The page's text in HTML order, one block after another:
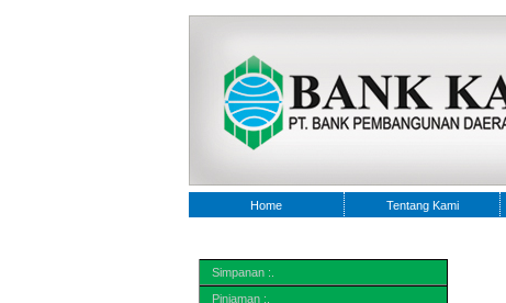
Home Tentang Kami
Simpanan :.
Pinjaman :.